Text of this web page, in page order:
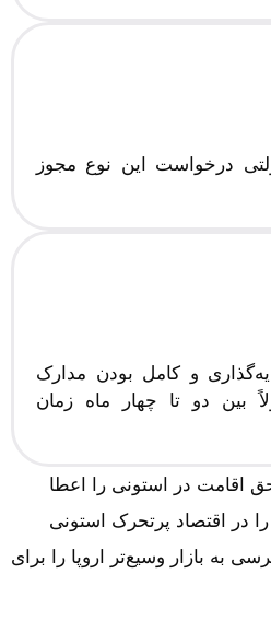
هزینه دولتی درخواست این نوع مجوز
و کامل بودن مدارک
بین دو تا چهار ماه زمان
اقامت در استونی را اعطا
در اقتصاد پرتحرک استونی
به بازار وسیع‌تر اروپا را برای